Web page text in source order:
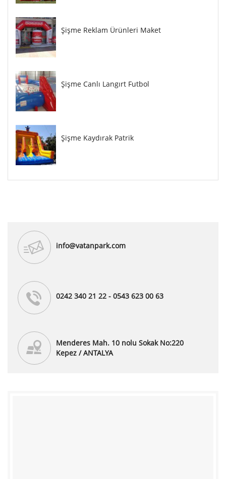
Şişme Reklam Ürünleri Maket
Şişme Canlı Langırt Futbol
Şişme Kaydırak Patrik
info@vatanpark.com
0242 340 21 22 - 0543 623 00 63
Menderes Mah. 10 nolu Sokak No:220
Kepez / ANTALYA